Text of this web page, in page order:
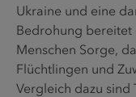
Ukraine und eine
Bedrohung bereitet
Menschen Sorge,
Flüchtlingen und
Vergleich dazu